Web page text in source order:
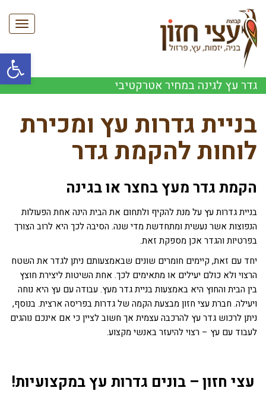
פתח
גדר עץ לגינה במחיר אטרקטיבי
בניית גדרות עץ ומכירת
לוחות להקמת גדר
הקמת גדר מעץ בחצר או בגינה
בניית גדרות עץ על מנת להקיף ולתחום את הבית הינה אחת הפעולות
הנפוצות אשר נעשית ומתחדשת מדי שנה. הסיבה לכך היא לרוב הצורך
בפרטיות והגדר אכן מספקת זאת.
יחד עם זאת, קיימים חומרים שונים שבאמצעותם ניתן לגדר את השטח
הרצוי ולא כולם יעילים או מתאימים לכך. אחת השיטות ליצירת חוצץ
בין הבית והחוץ היא באמצעות בניית גדר מעץ. עבודה עם עץ היא נוחה
ויעילה. חברת עצי חזון מבצעת הקמה של גדרות בפריסה ארצית. בנוסף,
ניתן לרכוש גדר עץ להרכבה עצמית אך חשוב לציין כי אם אינכם נוהגים
לעבוד עם עץ – רצוי להיעזר באנשי מקצוע.
עצי חזון – בונים גדרות עץ במקצועיות!